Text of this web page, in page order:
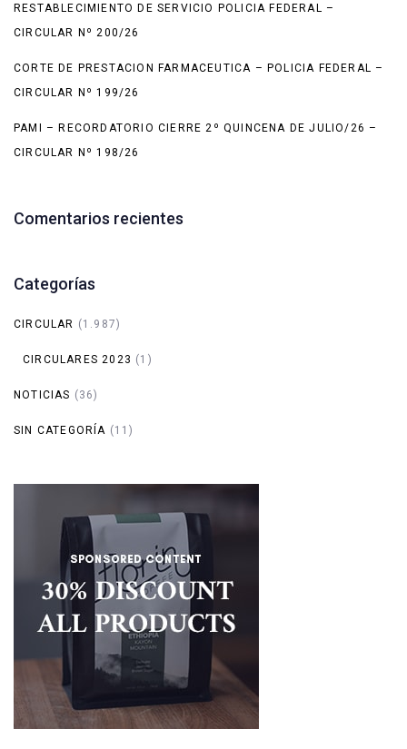
RESTABLECIMIENTO DE SERVICIO POLICIA FEDERAL –
CIRCULAR Nº 200/26
CORTE DE PRESTACION FARMACEUTICA – POLICIA FEDERAL –
CIRCULAR Nº 199/26
PAMI – RECORDATORIO CIERRE 2º QUINCENA DE JULIO/26 –
CIRCULAR Nº 198/26
Comentarios recientes
Categorías
CIRCULAR (1.987)
CIRCULARES 2023 (1)
NOTICIAS (36)
SIN CATEGORÍA (11)